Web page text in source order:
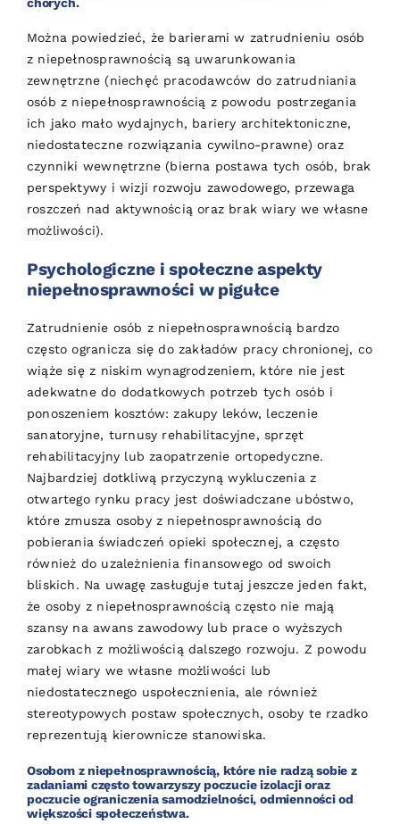
chorych.
Można powiedzieć, że barierami w zatrudnieniu osób
z niepełnosprawnością są uwarunkowania
zewnętrzne (niechęć pracodawców do zatrudniania
osób z niepełnosprawnością z powodu postrzegania
ich jako mało wydajnych, bariery architektoniczne,
niedostateczne rozwiązania cywilno-prawne) oraz
czynniki wewnętrzne (bierna postawa tych osób, brak
perspektywy i wizji rozwoju zawodowego, przewaga
roszczeń nad aktywnością oraz brak wiary we własne
możliwości).
Psychologiczne i społeczne aspekty
niepełnosprawności w pigułce
Zatrudnienie osób z niepełnosprawnością bardzo
często ogranicza się do zakładów pracy chronionej, co
wiąże się z niskim wynagrodzeniem, które nie jest
adekwatne do dodatkowych potrzeb tych osób i
ponoszeniem kosztów: zakupy leków, leczenie
sanatoryjne, turnusy rehabilitacyjne, sprzęt
rehabilitacyjny lub zaopatrzenie ortopedyczne.
Najbardziej dotkliwą przyczyną wykluczenia z
otwartego rynku pracy jest doświadczane ubóstwo,
które zmusza osoby z niepełnosprawnością do
pobierania świadczeń opieki społecznej, a często
również do uzależnienia finansowego od swoich
bliskich. Na uwagę zasługuje tutaj jeszcze jeden fakt,
że osoby z niepełnosprawnością często nie mają
szansy na awans zawodowy lub prace o wyższych
zarobkach z możliwością dalszego rozwoju. Z powodu
małej wiary we własne możliwości lub
niedostatecznego uspołecznienia, ale również
stereotypowych postaw społecznych, osoby te rzadko
reprezentują kierownicze stanowiska.
Osobom z niepełnosprawnością, które nie radzą sobie z
zadaniami często towarzyszy poczucie izolacji oraz
poczucie ograniczenia samodzielności, odmienności od
większości społeczeństwa.